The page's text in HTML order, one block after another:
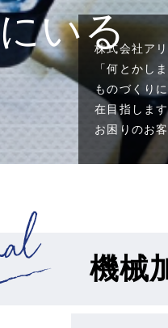
いる株式会社ア
「何とかし
ものづくり
在目指します
お困りのお
機械